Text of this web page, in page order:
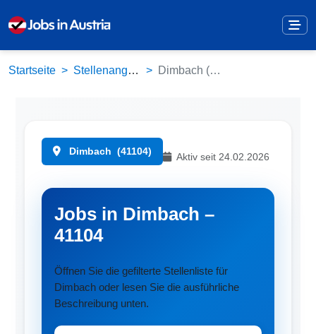
Startseite Stellenangebote Dimbach (41104)
Dimbach (41104)
Aktiv seit 24.02.2026
Jobs in Dimbach –
41104
Öffnen Sie die gefilterte Stellenliste für
Dimbach oder lesen Sie die ausführliche
Beschreibung unten.